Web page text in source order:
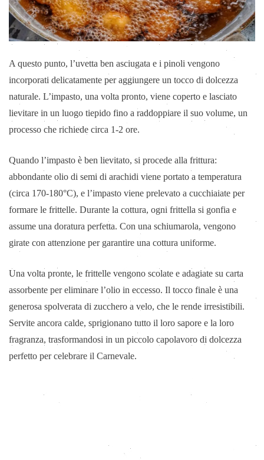
A questo punto, l’uvetta ben asciugata e i pinoli vengono
incorporati delicatamente per aggiungere un tocco di dolcezza
naturale. L’impasto, una volta pronto, viene coperto e lasciato
lievitare in un luogo tiepido fino a raddoppiare il suo volume, un
processo che richiede circa 1-2 ore.
Quando l’impasto è ben lievitato, si procede alla frittura:
abbondante olio di semi di arachidi viene portato a temperatura
(circa 170-180°C), e l’impasto viene prelevato a cucchiaiate per
formare le frittelle. Durante la cottura, ogni frittella si gonfia e
assume una doratura perfetta. Con una schiumarola, vengono
girate con attenzione per garantire una cottura uniforme.
Una volta pronte, le frittelle vengono scolate e adagiate su carta
assorbente per eliminare l’olio in eccesso. Il tocco finale è una
generosa spolverata di zucchero a velo, che le rende irresistibili.
Servite ancora calde, sprigionano tutto il loro sapore e la loro
fragranza, trasformandosi in un piccolo capolavoro di dolcezza
perfetto per celebrare il Carnevale.